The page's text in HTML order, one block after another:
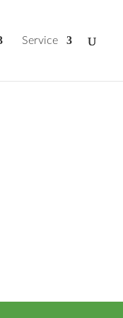
Service